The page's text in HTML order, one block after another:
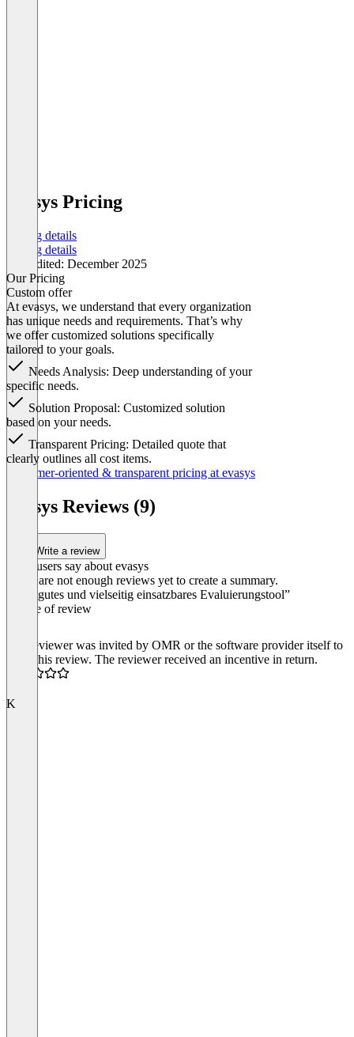
evasys Pricing
Pricing details
Pricing details
Last edited: December 2025
Our Pricing
Custom offer
At evasys, we understand that every organization
has unique needs and requirements. That’s why
we offer customized solutions specifically
tailored to your goals.
Needs Analysis: Deep understanding of your
specific needs.
Solution Proposal: Customized solution
based on your needs.
Transparent Pricing: Detailed quote that
clearly outlines all cost items.
Customer-oriented & transparent pricing at evasys
evasys Reviews (9)
Write a review
What users say about evasys
There are not enough reviews yet to create a summary.
“Sehr gutes und vielseitig einsatzbares Evaluierungstool”
Source of review
The reviewer was invited by OMR or the software provider itself to
write this review. The reviewer received an incentive in return.
K